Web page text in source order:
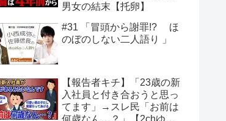
男女の結末【托卵】
#31 「冒頭から謝罪!? ほ
のぼのしない二人語り 」
【報告者キチ】「23歳の新
入社員と付き合おうと思っ
てます」→スレ民「お前は